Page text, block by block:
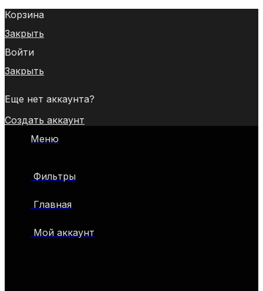
Корзина
Закрыть
Войти
Закрыть
Еще нет аккаунта?
Создать аккаунт
Меню
Фильтры
Главная
Мой аккаунт